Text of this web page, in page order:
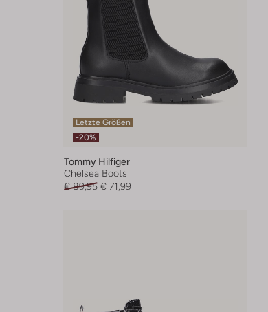
Letzte Größen
-20%
Tommy Hilfiger
Chelsea Boots
€ 89,95 € 71,99